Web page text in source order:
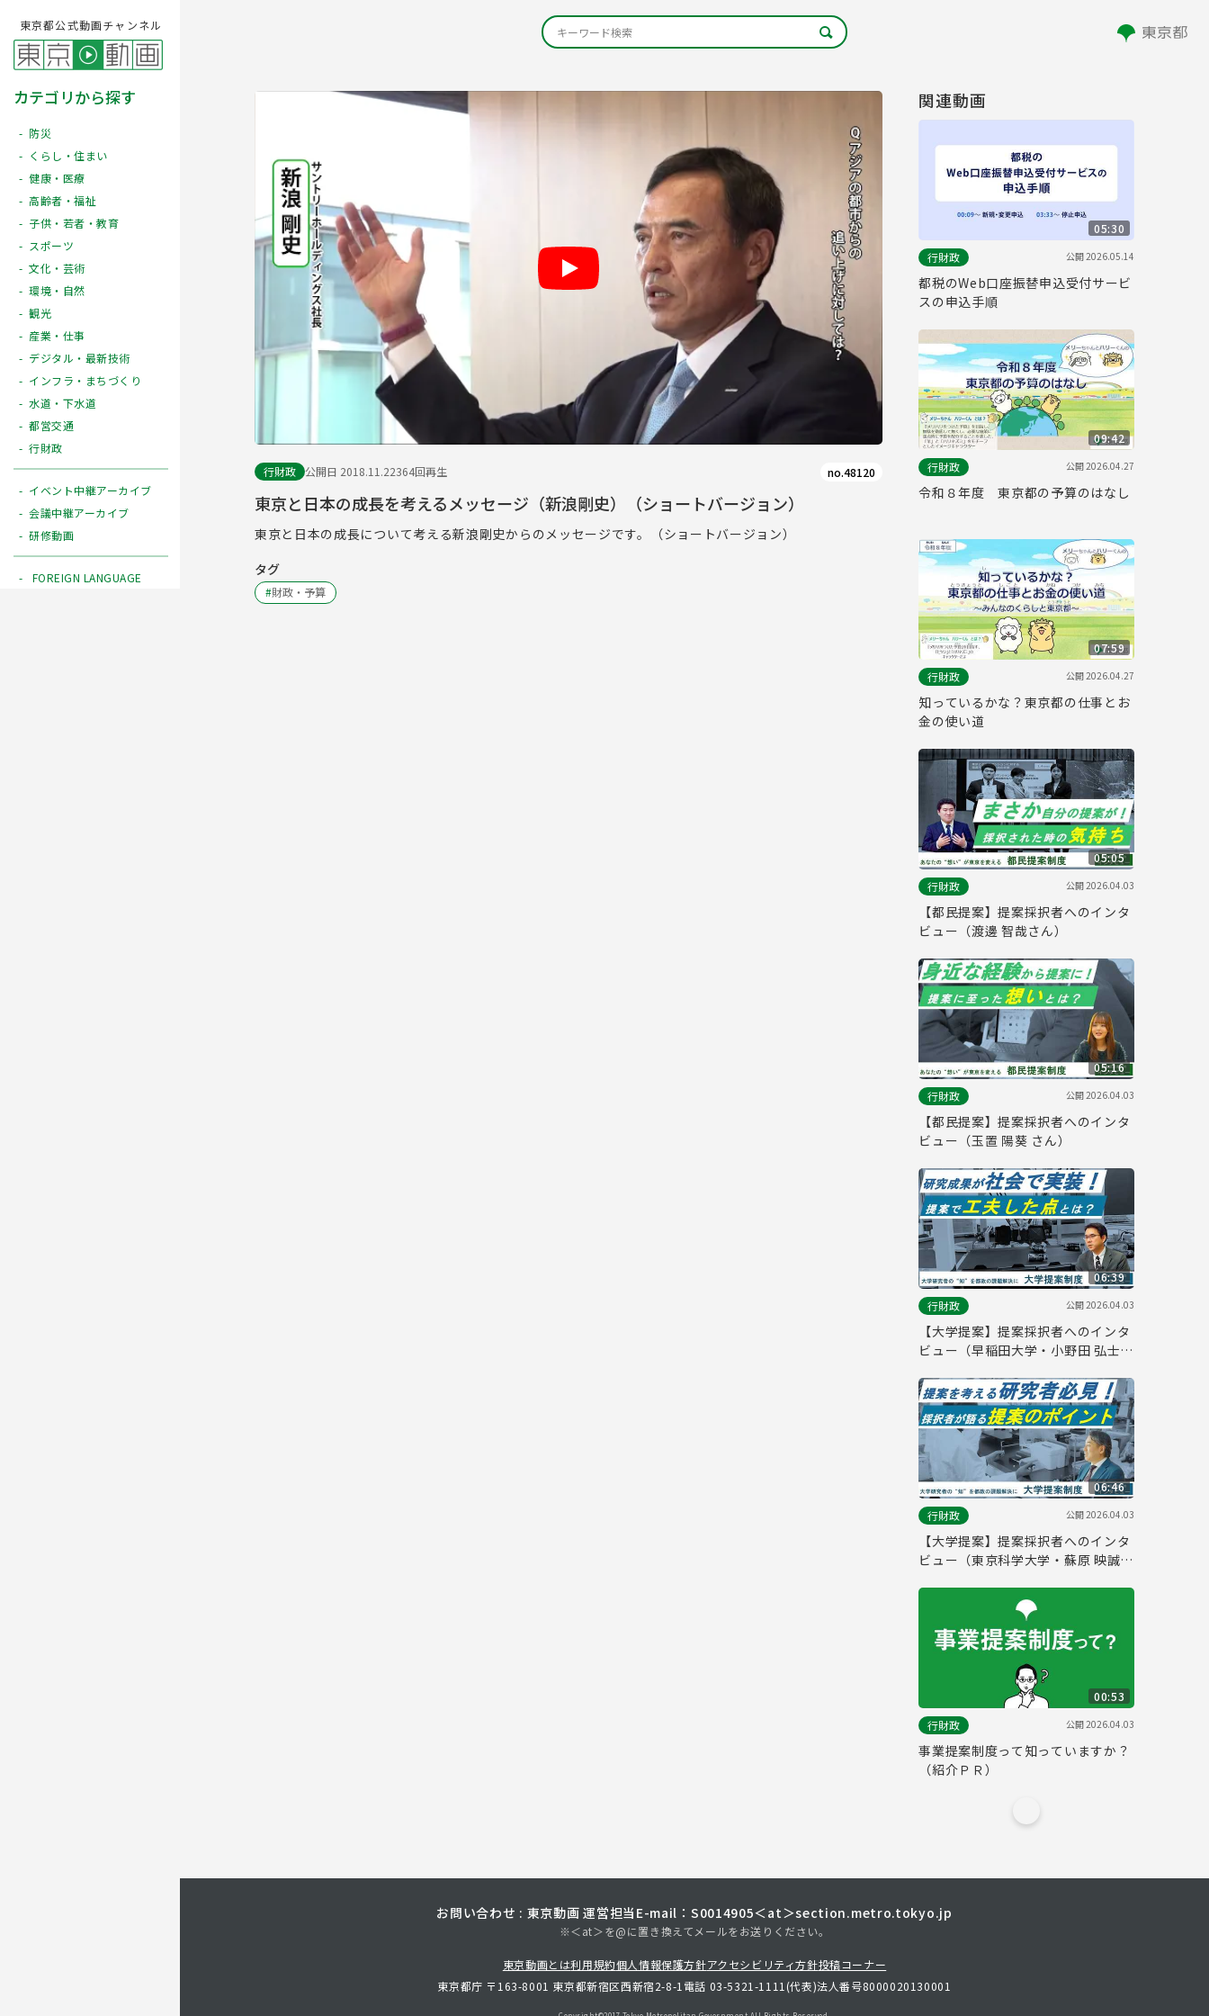
東京都公式動画チャンネル
カテゴリから探す
防災
くらし・住まい
健康・医療
高齢者・福祉
子供・若者・教育
スポーツ
文化・芸術
環境・自然
観光
産業・仕事
デジタル・最新技術
インフラ・まちづくり
水道・下水道
都営交通
行財政
イベント中継アーカイブ
会議中継アーカイブ
研修動画
FOREIGN LANGUAGE
行財政 公開日 2018.11.22364回再生 no.48120
東京と日本の成長を考えるメッセージ（新浪剛史）（ショートバージョン）
東京と日本の成長について考える新浪剛史からのメッセージです。（ショートバージョン）
タグ
#財政・予算
関連動画
05:30
行財政
公開2026.05.14
都税のWeb口座振替申込受付サービ
スの申込手順
09:42
行財政
公開2026.04.27
令和８年度 東京都の予算のはなし
07:59
行財政
公開2026.04.27
知っているかな？東京都の仕事とお
金の使い道
05:05
行財政
公開2026.04.03
【都民提案】提案採択者へのインタ
ビュー（渡邊 智哉さん）
05:16
行財政
公開2026.04.03
【都民提案】提案採択者へのインタ
ビュー（玉置 陽葵 さん）
06:39
行財政
公開2026.04.03
【大学提案】提案採択者へのインタ
ビュー（早稲田大学・小野田 弘士
06:46
行財政
公開2026.04.03
【大学提案】提案採択者へのインタ
ビュー（東京科学大学・蘇原 映誠
00:53
行財政
公開2026.04.03
事業提案制度って知っていますか？
（紹介ＰＲ）
お問い合わせ : 東京動画 運営担当 E-mail：S0014905＜at＞section.metro.tokyo.jp
※＜at＞を@に置き換えてメールをお送りください。
東京動画とは利用規約個人情報保護方針アクセシビリティ方針投稿コーナー
東京都庁 〒163-8001 東京都新宿区西新宿2-8-1 電話 03-5321-1111(代表)法人番号8000020130001